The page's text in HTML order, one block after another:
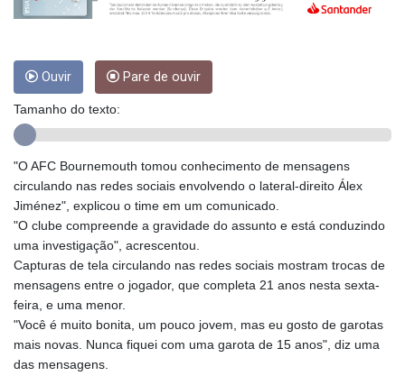
GEL 3.017966
10123.874202
GYD 241.157003
HKD 9.067746
HRK 7.536622
HUF 363.096405
IDR
ILS 3.468234
IMP 0.8566
Ouvir Pare de ouvir
Tamanho do texto:
"O AFC Bournemouth tomou conhecimento de mensagens
circulando nas redes sociais envolvendo o lateral-direito Álex
Jiménez", explicou o time em um comunicado.
"O clube compreende a gravidade do assunto e está conduzindo
uma investigação", acrescentou.
Capturas de tela circulando nas redes sociais mostram trocas de
mensagens entre o jogador, que completa 21 anos nesta sexta-
feira, e uma menor.
"Você é muito bonita, um pouco jovem, mas eu gosto de garotas
mais novas. Nunca fiquei com uma garota de 15 anos", diz uma
das mensagens.